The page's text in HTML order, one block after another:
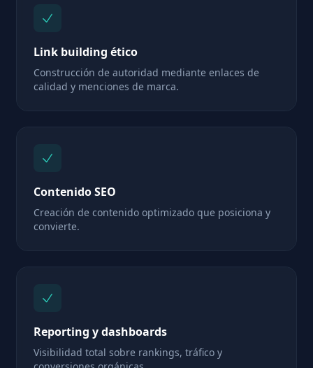
Link building ético
Construcción de autoridad mediante enlaces de
calidad y menciones de marca.
Contenido SEO
Creación de contenido optimizado que posiciona y
convierte.
Reporting y dashboards
Visibilidad total sobre rankings, tráfico y